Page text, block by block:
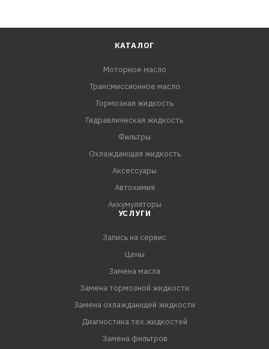
КАТАЛОГ
Моторное масло
Трансмиссионное масло
Тормозная жидкость
Гидравлическая жидкость
Фильтры
Охлаждающая жидкость
Аксессуары
Автохимия
Аккумуляторы
УСЛУГИ
Запись на сервис
Цены
Замена масла
Замена тормозной жидкости
Замена охлаждающей жидкости
Диагностика тех.жидкостей
Замена фильтров